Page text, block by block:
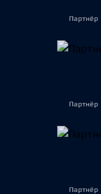
Партнёр
Партнёр
Партнёр